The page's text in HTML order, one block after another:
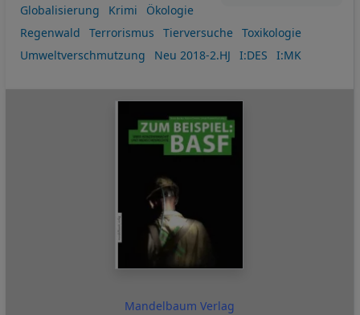
Globalisierung
Krimi
Ökologie
Regenwald
Terrorismus Tierversuche
Toxikologie
Umweltverschmutzung
Neu 2018-2.HJ I:DES I:MK
Mandelbaum Verlag